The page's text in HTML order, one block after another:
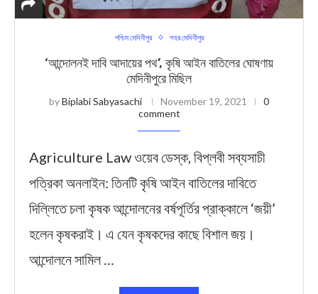
পশ্চিম মেদিনীপুর শহর মেদিনীপুর
‘আন্দোলনই দাবি আদায়ের পথ’, কৃষি আইন বাতিলের ঘোষণায়
মেদিনীপুরে মিছিল
byBiplabi Sabyasachi November 19, 2021
0
comment
Agriculture Law ওয়েব ডেস্ক, বিপ্লবী সব্যসাচী
পত্রিকা অনলাইন: তিনটি কৃষি আইন বাতিলের দাবিতে
দিল্লিতে চলা কৃষক আন্দোলনের বর্ষপূর্তির প্রাক্কালে ‘জয়ী’
হলেন কৃষকরাই। এ যেন কৃষকদের কাছে বিশাল জয়।
আন্দোলনে সামিল …